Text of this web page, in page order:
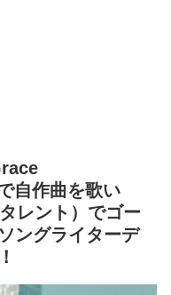
自作曲を歌い
レント）でゴー
ングライターデ